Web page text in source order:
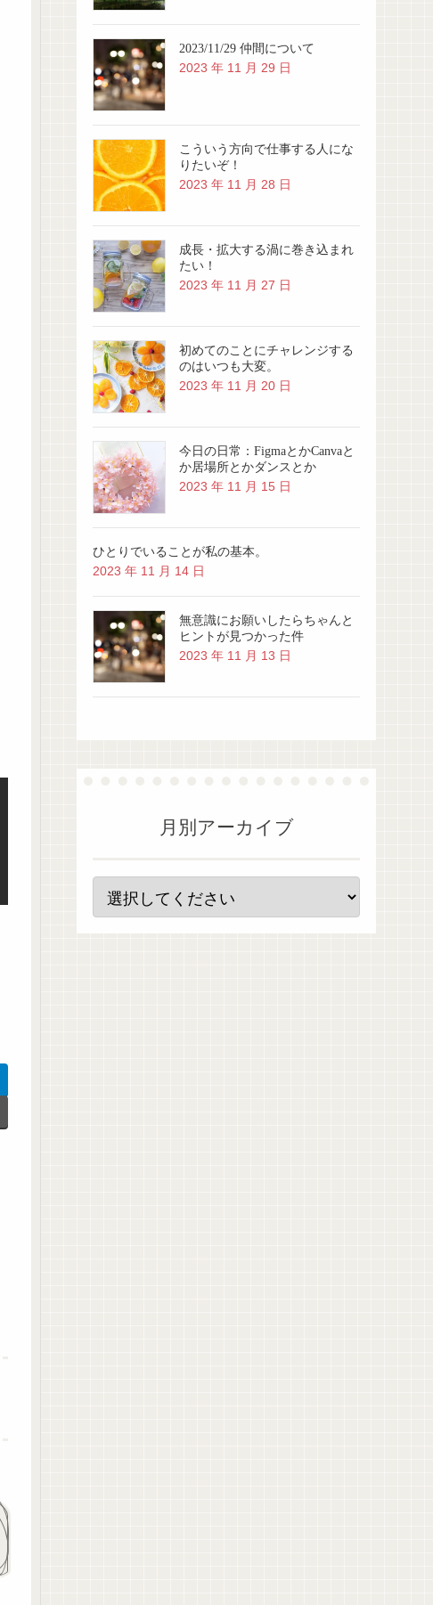
2023/11/29 仲間について
2023 年 11 月 29 日
こういう方向で仕事する人にな
りたいぞ！
2023 年 11 月 28 日
成長・拡大する渦に巻き込まれ
たい！
2023 年 11 月 27 日
初めてのことにチャレンジする
のはいつも大変。
2023 年 11 月 20 日
今日の日常：FigmaとかCanvaと
か居場所とかダンスとか
2023 年 11 月 15 日
ひとりでいることが私の基本。
2023 年 11 月 14 日
無意識にお願いしたらちゃんと
ヒントが見つかった件
2023 年 11 月 13 日
月別アーカイブ